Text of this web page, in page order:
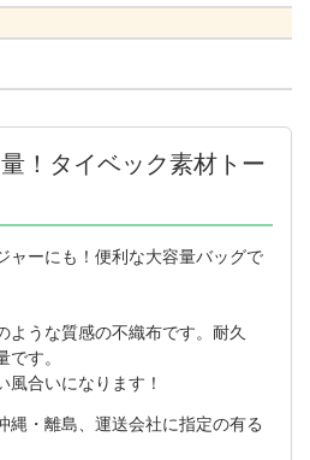
！タイベック素材トー
ャーにも！便利な大容量バッグで
ような質感の不織布です。耐久
す。
風合いになります！
縄・離島、運送会社に指定の有る